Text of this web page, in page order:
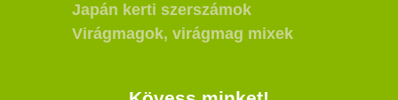
Japán kerti szerszámok
Virágmagok, virágmag mixek